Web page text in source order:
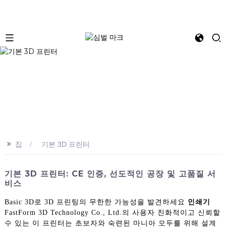
>> 집 기본 3D 프린터
기본 3D 프린터: CE 인증, 선도적인 공장 및 고품질 서
비스
Basic 3D로 3D 프린팅의 무한한 가능성을 발견하세요 인쇄기
FastForm 3D Technology Co., Ltd.의 사용자 친화적이고 신뢰할
수 있는 이 프린터는 초보자와 숙련된 마니아 모두를 위해 설계